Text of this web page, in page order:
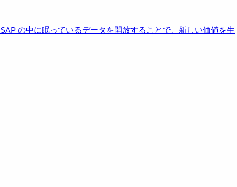
SAP の中に眠っているデータを開放することで、新しい価値を生